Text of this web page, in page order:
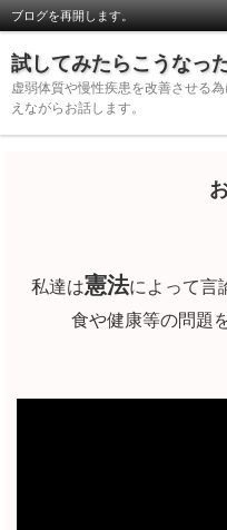
ブログを再開します。
試してみたらこうなっ
虚弱体質や慢性疾患を改善させる
えながらお話します。
私達は憲法によって言
食や健康等の問題